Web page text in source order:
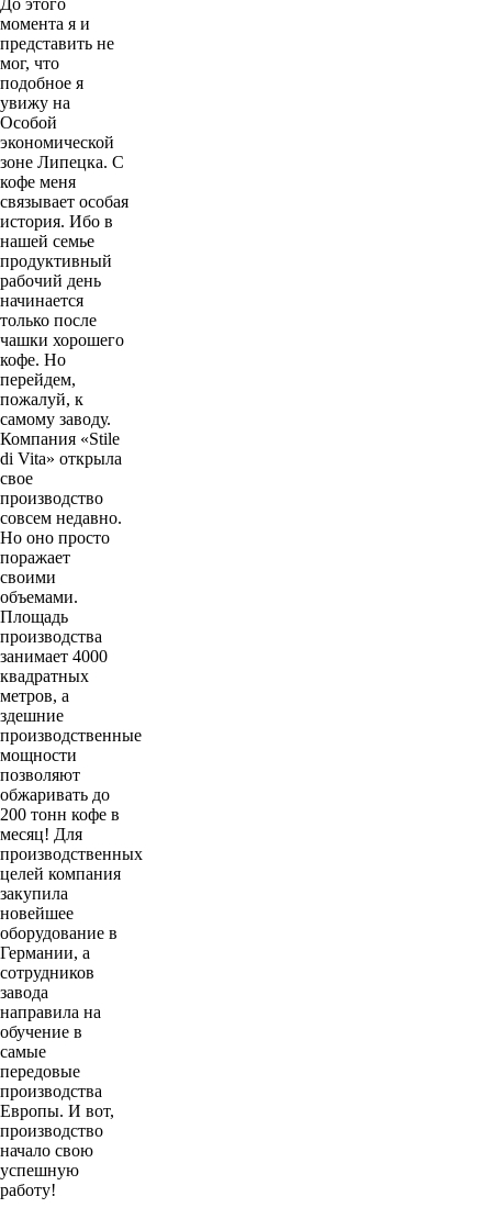
До этого
момента я и
представить не
мог, что
подобное я
увижу на
Особой
экономической
зоне Липецка. С
кофе меня
связывает особая
история. Ибо в
нашей семье
продуктивный
рабочий день
начинается
только после
чашки хорошего
кофе. Но
перейдем,
пожалуй, к
самому заводу.
Компания «Stile
di Vita» открыла
свое
производство
совсем недавно.
Но оно просто
поражает
своими
объемами.
Площадь
производства
занимает 4000
квадратных
метров, а
здешние
производственные
мощности
позволяют
обжаривать до
200 тонн кофе в
месяц! Для
производственных
целей компания
закупила
новейшее
оборудование в
Германии, а
сотрудников
завода
направила на
обучение в
самые
передовые
производства
Европы. И вот,
производство
начало свою
успешную
работу!